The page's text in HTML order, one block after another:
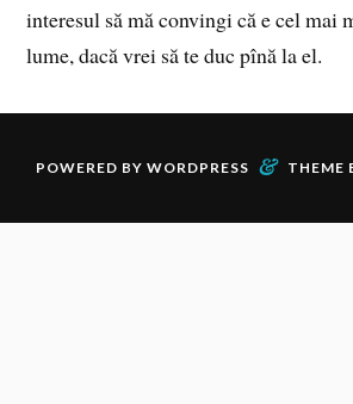
interesul să mă convingi că e cel mai
lume, dacă vrei să te duc pînă la el.
POWERED BY WORDPRESS & THEME